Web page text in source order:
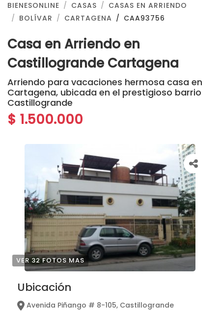
BIENESONLINE CASAS
CASAS EN ARRIENDO
BOLÍVAR
CARTAGENA CAA93756
Casa en Arriendo en
Castillogrande Cartagena
Arriendo para vacaciones hermosa casa en
Cartagena, ubicada en el prestigioso barrio
Castillogrande
$ 1.500.000
VER 32 FOTOS MAS
Ubicación
Avenida Piñango # 8-105, Castillogrande